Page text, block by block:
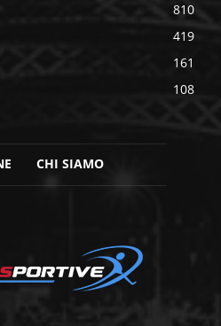
810
419
161
108
CHI SIAMO